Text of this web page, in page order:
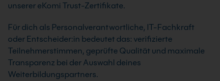
unserer eKomi Trust-Zertifikate.
Für dich als Personalverantwortliche, IT-Fachkraft
oder Entscheider:in bedeutet das: verifizierte
Teilnehmerstimmen, geprüfte Qualität und maximale
Transparenz bei der Auswahl deines
Weiterbildungspartners.